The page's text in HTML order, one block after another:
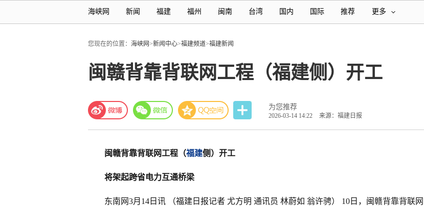
海峡网 新闻 福建 福州 闽南 台湾 国内 国际 推荐 更多
您现在的位置： 海峡网>新闻中心>福建频道>福建新闻
闽赣背靠背联网工程（福建侧）开工
为您推荐
2026-03-14 14:22 来源：福建日报
闽赣背靠背联网工程（福建侧）开工
将架起跨省电力互通桥梁
东南网3月14日讯 （福建日报记者 尤方明 通讯员 林蔚如 翁许骋） 10日，闽赣背靠背联网